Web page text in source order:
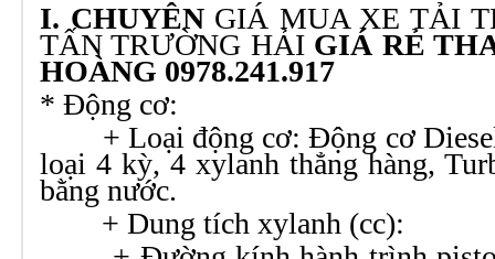
I. CHUYÊN GIÁ MUA XE TẢI
TẤN TRƯỜNG HẢI GIÁ RẺ
HOÀNG 0978.241.917
* Động cơ:
+ Loại động cơ: Động cơ
loại 4 kỳ, 4 xylanh thẳng hàng,
bằng nước.
+ Dung tích